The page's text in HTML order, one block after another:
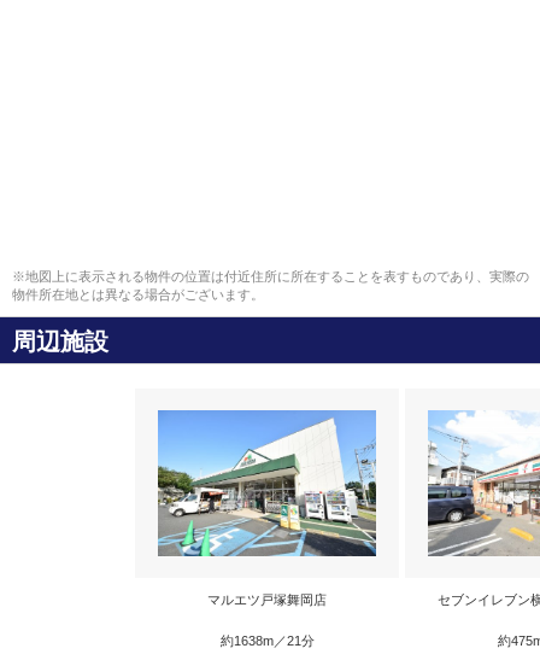
※地図上に表示される物件の位置は付近住所に所在することを表すものであり、実際の
物件所在地とは異なる場合がございます。
周辺施設
マルエツ戸塚舞岡店
約1638m／21分
セブンイレブン
約